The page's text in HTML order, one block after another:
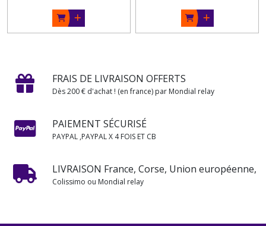
FRAIS DE LIVRAISON OFFERTS
Dès 200 € d'achat ! (en france) par Mondial relay
PAIEMENT SÉCURISÉ
PAYPAL ,PAYPAL X 4 FOIS ET CB
LIVRAISON France, Corse, Union européenne,
Colissimo ou Mondial relay